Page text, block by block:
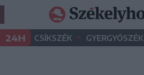
24H CSÍKSZÉK • GYERGYÓSZÉK